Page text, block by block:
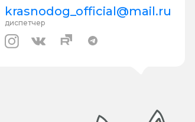
krasnodog_official@mail.ru
диспетчер